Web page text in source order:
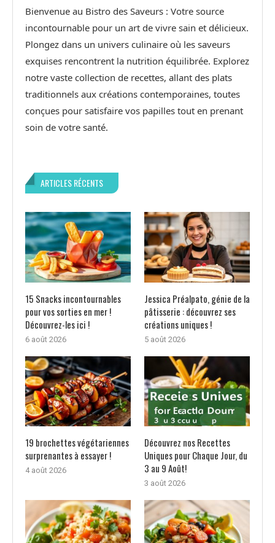
Bienvenue au Bistro des Saveurs : Votre source
incontournable pour un art de vivre sain et délicieux.
Plongez dans un univers culinaire où les saveurs
exquises rencontrent la nutrition équilibrée. Explorez
notre vaste collection de recettes, allant des plats
traditionnels aux créations contemporaines, toutes
conçues pour satisfaire vos papilles tout en prenant
soin de votre santé.
ARTICLES RÉCENTS
15 Snacks incontournables
pour vos sorties en mer !
Découvrez-les ici !
6 août 2026
Jessica Préalpato, génie de la
pâtisserie : découvrez ses
créations uniques !
5 août 2026
19 brochettes végétariennes
surprenantes à essayer !
4 août 2026
Découvrez nos Recettes
Uniques pour Chaque Jour, du
3 au 9 Août!
3 août 2026